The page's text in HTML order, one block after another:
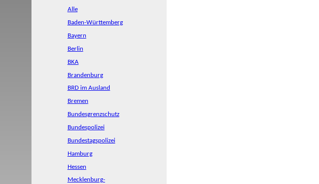
Alle
Baden-Württemberg
Bayern
Berlin
BKA
Brandenburg
BRD im Ausland
Bremen
Bundesgrenzschutz
Bundespolizei
Bundestagspolizei
Hamburg
Hessen
Mecklenburg-